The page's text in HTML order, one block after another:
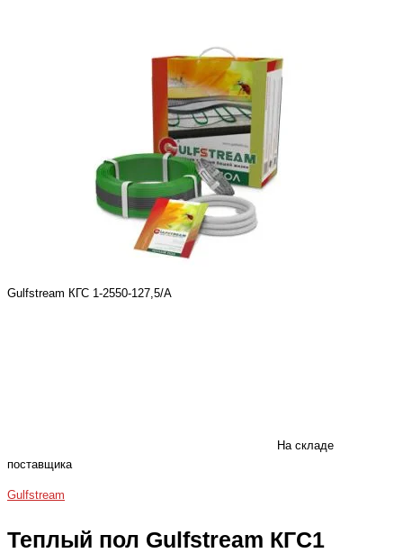
Gulfstream КГС 1-2550-127,5/А
На складе
поставщика
Gulfstream
Теплый пол Gulfstream КГС1